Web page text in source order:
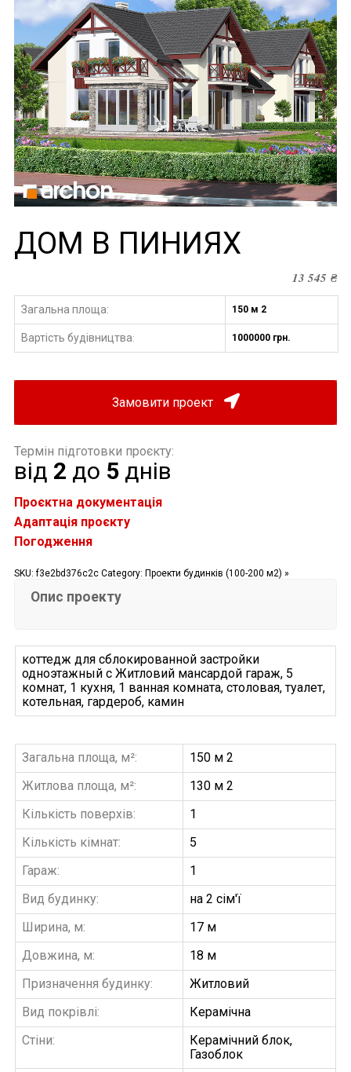
ДОМ В ПИНИЯХ
13 545₴
Загальна площа: 150 м 2
Вартість будівництва: 1000000 грн.
Замовити проект
Термін підготовки проєкту:
від 2 до 5 днів
Проєктна документація
Адаптація проєкту
Погодження
SKU:f3e2bd376c2c Category: Проекти будинків (100-200 м2) »
Опис проекту
коттедж для сблокированной застройки
одноэтажный с Житловий мансардой гараж, 5
комнат, 1 кухня, 1 ванная комната, столовая, туалет,
котельная, гардероб, камин
Загальна площа, м²:
150 м 2
Житлова площа, м²:
130 м 2
Кількість поверхів:
1
Кількість кімнат:
5
Гараж:
1
Вид будинку:
на 2 сім'ї
Ширина, м:
17 м
Довжина, м:
18 м
Призначення будинку:
Житловий
Вид покрівлі:
Керамічна
Стіни:
Керамічний блок,
Газоблок